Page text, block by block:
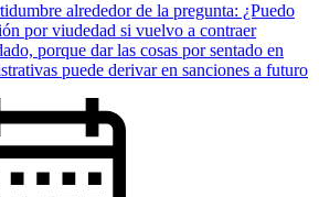
alrededor de la pregunta: ¿Puedo
por viudedad si vuelvo a contraer
porque dar las cosas por sentado en
puede derivar en sanciones a futuro